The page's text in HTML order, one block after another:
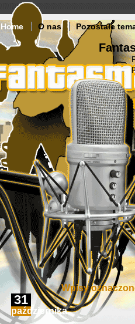
Home O nas Pozostałe
Wpisy
31
października